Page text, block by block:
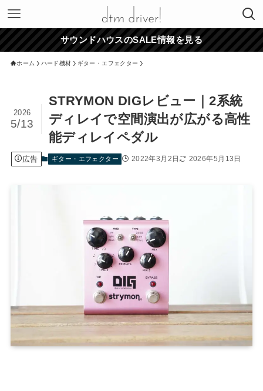
サウンドハウスのSALE情報を見る
ホーム ハード機材 ギター・エフェクター
STRYMON DIGレビュー｜2系統
ディレイで空間演出が広がる高性
能ディレイペダル
2026
5/13
広告 ギター・エフェクター 2022年3月2日 2026年5月13日